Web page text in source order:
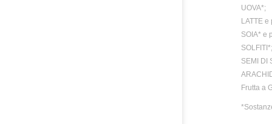
UOVA*;
LATTE
SOIA* e
SOLFITI*;
SEMI DI
Frutta a